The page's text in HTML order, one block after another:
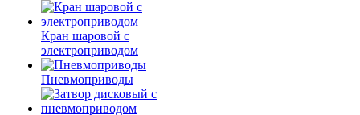
Кран шаровой с
электроприводом
Пневмоприводы